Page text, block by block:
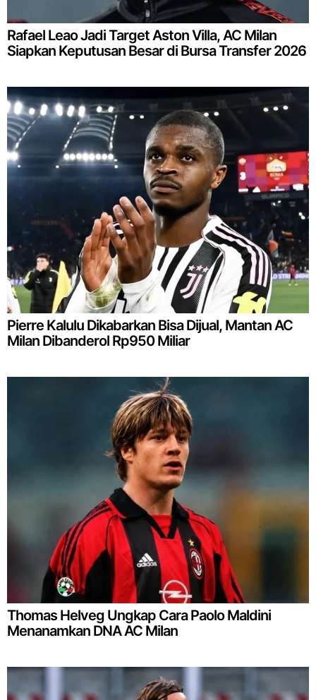
Rafael Leao Jadi Target Aston Villa, AC Milan
Siapkan Keputusan Besar di Bursa Transfer 2026
Pierre Kalulu Dikabarkan Bisa Dijual, Mantan AC
Milan Dibanderol Rp950 Miliar
Thomas Helveg Ungkap Cara Paolo Maldini
Menanamkan DNA AC Milan